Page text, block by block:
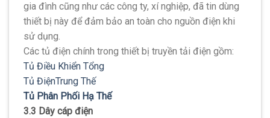
gia đình cũng như các công ty, xí nghiệp, đã tin dùng
thiết bị này để đảm bảo an toàn cho nguồn điện khi
sử dụng.
Các tủ điện chính trong thiết bị truyền tải điện gồm:
Tủ Điều Khiển Tổng
Tủ ĐiệnTrung Thế
Tủ Phân Phối Hạ Thế
3.3 Dây cáp điện